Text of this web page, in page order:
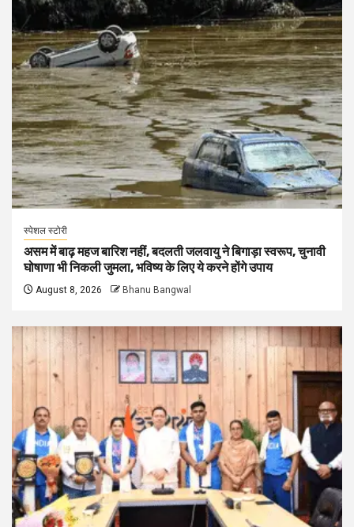
स्पेशल स्टोरी
असम में बाढ़ महज बारिश नहीं, बदलती जलवायु ने बिगाड़ा स्वरूप, चुनावी
घोषाणा भी निकली जुमला, भविष्य के लिए ये करने होंगे उपाय
August 8, 2026 Bhanu Bangwal